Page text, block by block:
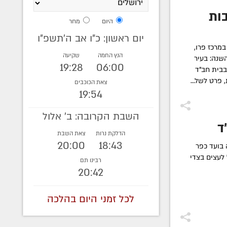
במרכז פרו,
בעיר
חב"ד
פרט לשל...
בועד כפר
בצדי
היום מחר
יום ראשון: כ"ו אב ה׳תשפ״ו
הנץ החמה
06:00
שקיעה
19:28
צאת הכוכבים
19:54
השבת הקרובה: ב' אלול
הדלקת נרות
18:43
צאת השבת
20:00
רבינו תם
20:42
לכל זמני היום בהלכה